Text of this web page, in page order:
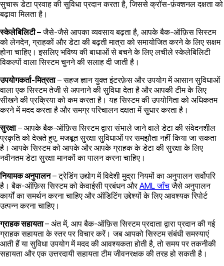
सुचारू डेटा प्रवाह की सुविधा प्रदान करता है, जिससे क्रॉस-फ़ंक्शनल दक्षता को
बढ़ावा मिलता है।
स्केलेबिलिटी –जैसे-जैसे आपका व्यवसाय बढ़ता है, आपके बैक-ऑफ़िस सिस्टम
को लेनदेन, ग्राहकों और डेटा की बढ़ती मात्रा को समायोजित करने के लिए सक्षम
होना चाहिए। इसलिए भविष्य की बाधाओं से बचने के लिए लचीले स्केलेबिलिटी
विकल्पों वाला सिस्टम चुनने की सलाह दी जाती है।
उपयोगकर्ता-मित्रता– सहज ज्ञान युक्त इंटरफ़ेस और उपयोग में आसान सुविधाओं
वाला एक सिस्टम तेजी से अपनाने की सुविधा देता है और आपकी टीम के लिए
सीखने की प्रक्रिया को कम करता है। यह सिस्टम की उपयोगिता को अधिकतम
करने में मदद करता है और समग्र परिचालन दक्षता में सुधार करता है।
सुरक्षा– आपके बैक-ऑफ़िस सिस्टम द्वारा संभाले जाने वाले डेटा की संवेदनशील
प्रकृति को देखते हुए, मजबूत सुरक्षा सुविधाओं पर समझौता नहीं किया जा सकता
है। आपके सिस्टम को आपके और आपके ग्राहक के डेटा की सुरक्षा के लिए
नवीनतम डेटा सुरक्षा मानकों का पालन करना चाहिए।
नियामक अनुपालन– ट्रेडिंग उद्योग में विदेशी मुद्रा नियमों का अनुपालन सर्वोपरि
है। बैक-ऑफ़िस सिस्टम को केवाईसी प्रबंधन औरAML जाँचजैसे अनुपालन
कार्यों का समर्थन करना चाहिए और ऑडिटिंग उद्देश्यों के लिए आवश्यक रिपोर्ट
उत्पन्न करना चाहिए।
ग्राहक सहायता– अंत में, आप बैक-ऑफ़िस सिस्टम प्रदाता द्वारा प्रदान की गई
ग्राहक सहायता के स्तर पर विचार करें। जब आपको सिस्टम संबंधी समस्याएं
आती हैं या सुविधा उपयोग में मदद की आवश्यकता होती है, तो समय पर तकनीकी
सहायता और एक उत्तरदायी सहायता टीम जीवनरक्षक की तरह हो सकती है।